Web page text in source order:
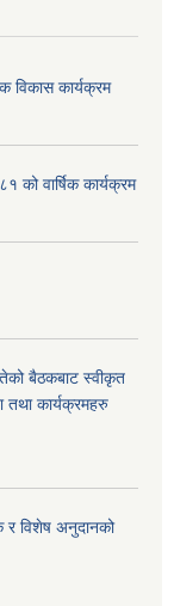
विकास कार्यक्रम
को वार्षिक कार्यक्रम
बैठकबाट स्वीकृत
कार्यक्रमहरु
र विशेष अनुदानको